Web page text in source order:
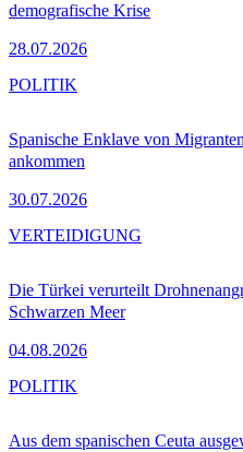
demografische Krise
28.07.2026
Spanische Enklave von
ankommen
30.07.2026
POLITIK
Die Türkei verurteilt
Schwarzen Meer
04.08.2026
VERTEIDIGUNG
Aus dem spanischen Ceuta
POLITIK